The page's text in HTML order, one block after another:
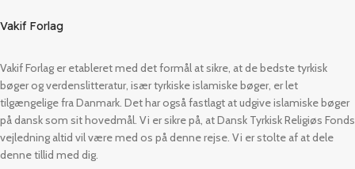
Vakif Forlag
Vakif Forlag er etableret med det formål at sikre, at de bedste tyrkisk
bøger og verdenslitteratur, især tyrkiske islamiske bøger, er let
tilgængelige fra Danmark. Det har også fastlagt at udgive islamiske bøger
på dansk som sit hovedmål. Vi er sikre på, at Dansk Tyrkisk Religiøs Fonds
vejledning altid vil være med os på denne rejse. Vi er stolte af at dele
denne tillid med dig.